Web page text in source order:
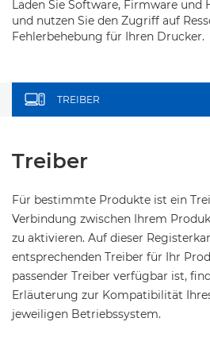
Laden Sie Software, Firmware und
und nutzen Sie den Zugriff auf
Fehlerbehebung für Ihren Drucker.
TREIBER
Treiber
Für bestimmte Produkte ist ein
Verbindung zwischen Ihrem
zu aktivieren. Auf dieser
entsprechenden Treiber für Ihr
passender Treiber verfügbar ist,
Erläuterung zur Kompatibilität
jeweiligen Betriebssystem.